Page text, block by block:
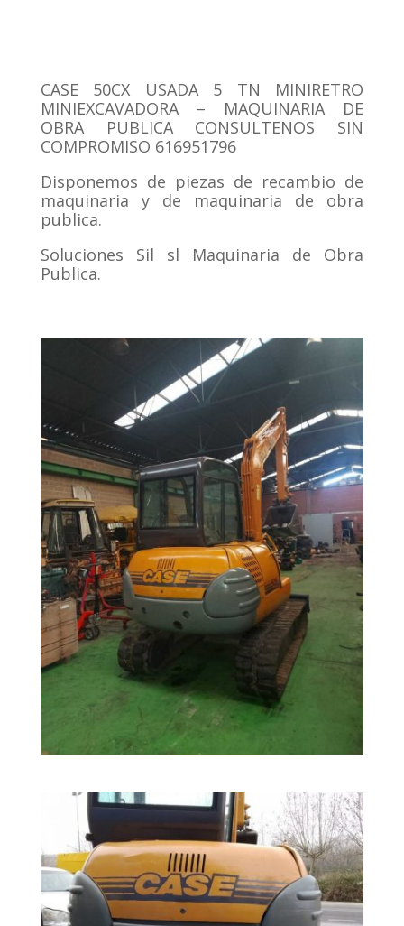
CASE 50CX USADA 5 TN MINIRETRO
MINIEXCAVADORA – MAQUINARIA DE
OBRA PUBLICA CONSULTENOS SIN
COMPROMISO 616951796
Disponemos de piezas de recambio de
maquinaria y de maquinaria de obra
publica.
Soluciones Sil sl Maquinaria de Obra
Publica.